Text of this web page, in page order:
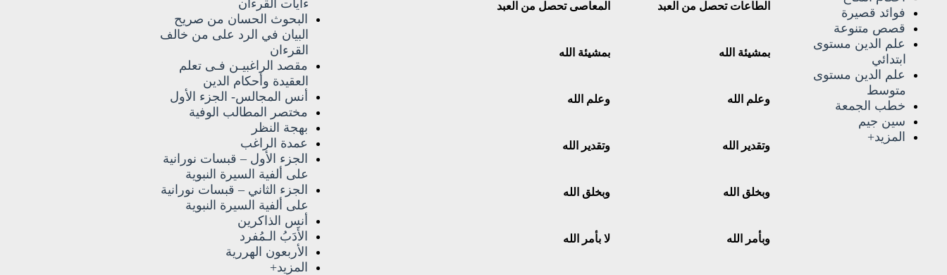
فوائد قصيرة
قصص متنوعة
علم الدين مستوى
ابتدائي
علم الدين مستوى
متوسط
خطب الجمعة
سين جيم
المزيد+
الطاعات تحصل من العبد المعاصى تحصل من العبد
بمشيئة الله بمشيئة الله
وعلم الله وعلم الله
وتقدير الله وتقدير الله
وبخلق الله وبخلق الله
وبأمر الله لا بأمر الله
ءايات القرءان
البحوث الحسان من صريح
البيان في الرد على من خالف
القرءان
مقصد الراغبيـن فـى تعلم
العقيدة وأحكام الدين
أنس المجالس- الجزء الأول
مختصر المطالب الوفية
بهجة النظر
عمدة الراغب
الجزء الأول – قبسات نورانية
على ألفية السيرة النبوية
الجزء الثاني – قبسات نورانية
على ألفية السيرة النبوية
أنس الذاكرين
الأَدَبُ الـمُفرد
الأربعون الهررية
المزيد+